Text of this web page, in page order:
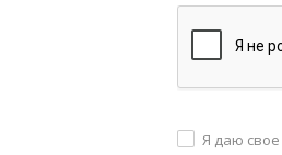
Я даю свое